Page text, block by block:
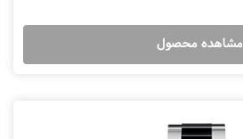
مشاهده محصول